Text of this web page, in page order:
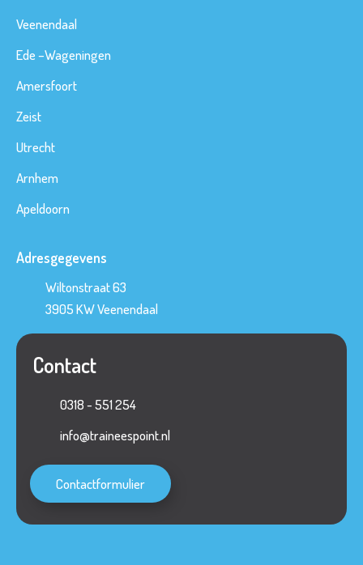
Veenendaal
Ede–Wageningen
Amersfoort
Zeist
Utrecht
Arnhem
Apeldoorn
Adresgegevens
Wiltonstraat 63
3905 KWVeenendaal
Contact
0318 - 551 254
info@traineespoint.nl
Contactformulier